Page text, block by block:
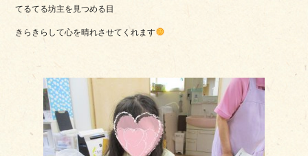
てるてる坊主を見つめる目
きらきらして心を晴れさせてくれます